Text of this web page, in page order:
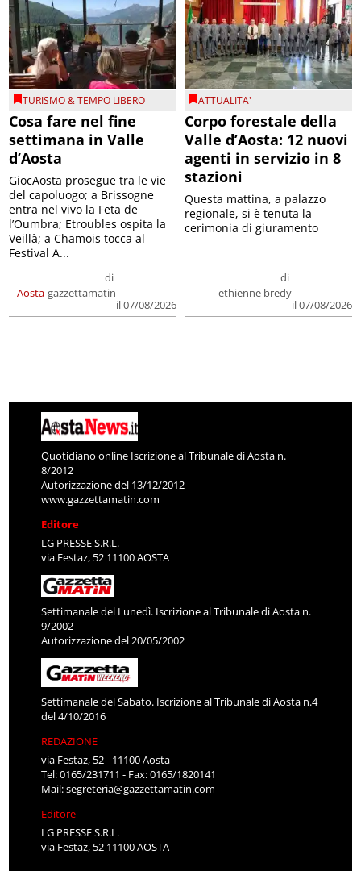
TURISMO & TEMPO LIBERO
Cosa fare nel fine
settimana in Valle
d’Aosta
Aosta
di
gazzettamatin
il 07/08/2026
GiocAosta prosegue tra le vie
del capoluogo; a Brissogne
entra nel vivo la Feta de
l’Oumbra; Etroubles ospita la
Veillà; a Chamois tocca al
Festival A...
ATTUALITA'
Corpo forestale della
Valle d’Aosta: 12 nuovi
agenti in servizio in 8
stazioni
di
ethienne bredy
il 07/08/2026
Questa mattina, a palazzo
regionale, si è tenuta la
cerimonia di giuramento
Quotidiano online Iscrizione al Tribunale di Aosta n.
8/2012
Autorizzazione del 13/12/2012
www.gazzettamatin.com
Editore
LG PRESSE S.R.L.
via Festaz, 52 11100 AOSTA
Settimanale del Lunedì. Iscrizione al Tribunale di Aosta n.
9/2002
Autorizzazione del 20/05/2002
Settimanale del Sabato. Iscrizione al Tribunale di Aosta n.4
del 4/10/2016
REDAZIONE
via Festaz, 52 - 11100 Aosta
Tel: 0165/231711 - Fax: 0165/1820141
Mail:segreteria@gazzettamatin.com
Editore
LG PRESSE S.R.L.
via Festaz, 52 11100 AOSTA